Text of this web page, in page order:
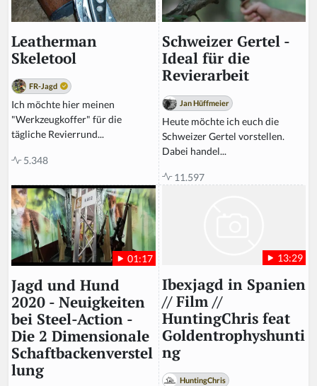
n
o
r
e
t
hi
s
fi
el
d
Leatherman
Skeletool
FR-Jagd
Ich möchte hier meinen
"Werkzeugkoffer" für die
tägliche Revierrund...
5.348
Schweizer Gertel -
Ideal für die
Revierarbeit
Jan Hüffmeier
Heute möchte ich euch die
Schweizer Gertel vorstellen.
Dabei handel...
11.597
01:17
Jagd und Hund
2020 - Neuigkeiten
bei Steel-Action -
Die 2 Dimensionale
Schaftbackenverstel
lung
13:29
Ibexjagd in Spanien
// Film //
HuntingChris feat
Goldentrophyshunti
ng
HuntingChris